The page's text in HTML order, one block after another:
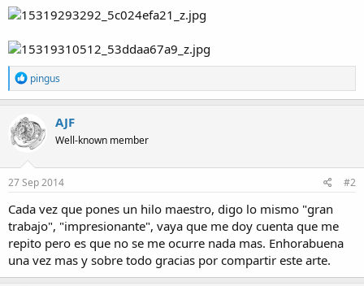
R
e
a
t
i
o
n
s
pingus
AJF
Well-known member
27 Sep 2014 #2
Cada vez que pones un hilo maestro, digo lo mismo "gran
trabajo", "impresionante", vaya que me doy cuenta que me
repito pero es que no se me ocurre nada mas. Enhorabuena
una vez mas y sobre todo gracias por compartir este arte.